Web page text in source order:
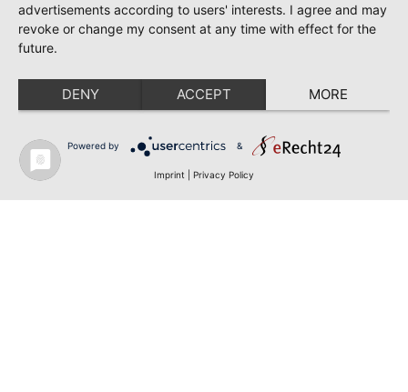
advertisements according to users' interests. I agree and may
revoke or change my consent at any time with effect for the
future.
DENY ACCEPT MORE
Powered by &
Imprint Privacy Policy